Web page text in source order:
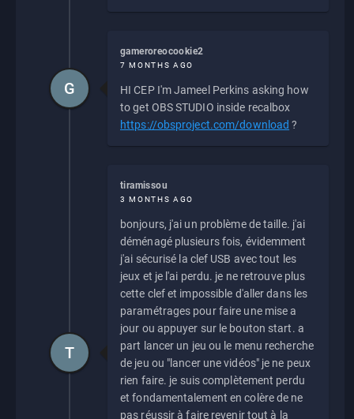
gameroreocookie2
7 MONTHS AGO
HI CEP I'm Jameel Perkins asking how
to get OBS STUDIO inside recalbox
https://obsproject.com/download ?
G
tiramissou
3 MONTHS AGO
bonjours, j'ai un problème de taille. j'ai
déménagé plusieurs fois, évidemment
j'ai sécurisé la clef USB avec tout les
jeux et je l'ai perdu. je ne retrouve plus
cette clef et impossible d'aller dans les
paramétrages pour faire une mise a
jour ou appuyer sur le bouton start. a
part lancer un jeu ou le menu recherche
de jeu ou "lancer une vidéos" je ne peux
rien faire. je suis complètement perdu
et fondamentalement en colère de ne
pas réussir à faire revenir tout à la
T